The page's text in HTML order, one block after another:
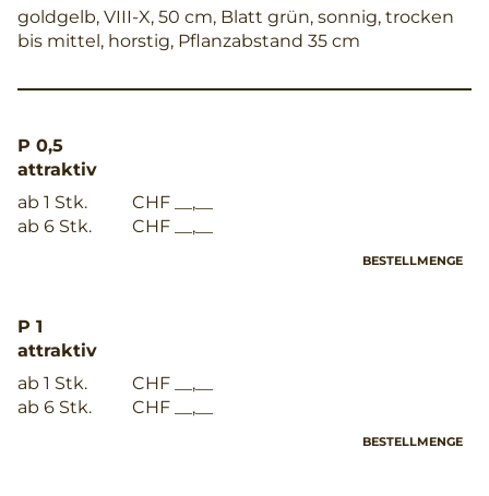
goldgelb, VIII-X, 50 cm, Blatt grün, sonnig, trocken
bis mittel, horstig, Pflanzabstand 35 cm
P 0,5
attraktiv
ab 1 Stk.
CHF __,__
ab 6 Stk.
CHF __,__
BESTELLMENGE
P 1
attraktiv
ab 1 Stk.
CHF __,__
ab 6 Stk.
CHF __,__
BESTELLMENGE